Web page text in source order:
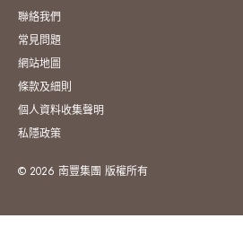
聯絡我們
常見問題
網站地圖
條款及細則
個人資料收集聲明
私隱政策
© 2026 南豐集團 版權所有